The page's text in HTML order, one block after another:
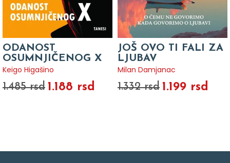
ODANOST
OSUMNJIČENOG X
Keigo Higašino
1.485 rsd 1.188 rsd
JOŠ OVO TI FALI ZA
LJUBAV
Milan Damjanac
1.332 rsd 1.199 rsd